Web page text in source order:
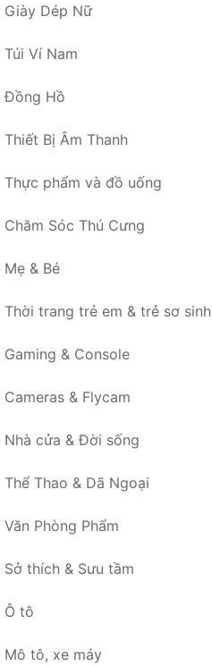
Giày Dép Nữ
Túi Ví Nam
Đồng Hồ
Thiết Bị Âm Thanh
Thực phẩm và đồ uống
Chăm Sóc Thú Cưng
Mẹ & Bé
Thời trang trẻ em & trẻ sơ sinh
Gaming & Console
Cameras & Flycam
Nhà cửa & Đời sống
Thể Thao & Dã Ngoại
Văn Phòng Phẩm
Sở thích & Sưu tầm
Ô tô
Mô tô, xe máy